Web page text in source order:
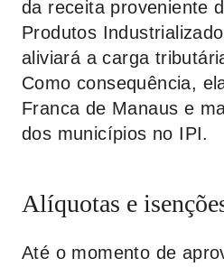
da receita proveniente
Produtos
aliviará a carga
Como consequência,
Franca de Manaus e
dos municípios no IPI.
Alíquotas e
Até o momento de